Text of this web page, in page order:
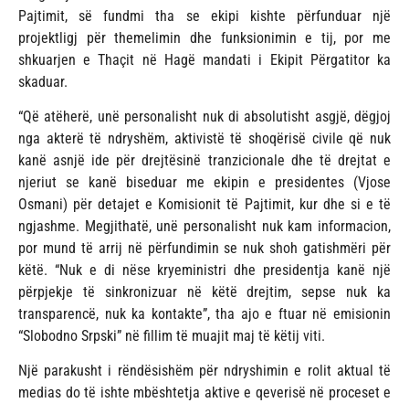
Pajtimit, së fundmi tha se ekipi kishte përfunduar një
projektligj për themelimin dhe funksionimin e tij, por me
shkuarjen e Thaçit në Hagë mandati i Ekipit Përgatitor ka
skaduar.
“Që atëherë, unë personalisht nuk di absolutisht asgjë, dëgjoj
nga akterë të ndryshëm, aktivistë të shoqërisë civile që nuk
kanë asnjë ide për drejtësinë tranzicionale dhe të drejtat e
njeriut se kanë biseduar me ekipin e presidentes (Vjose
Osmani) për detajet e Komisionit të Pajtimit, kur dhe si e të
ngjashme. Megjithatë, unë personalisht nuk kam informacion,
por mund të arrij në përfundimin se nuk shoh gatishmëri për
këtë. “Nuk e di nëse kryeministri dhe presidentja kanë një
përpjekje të sinkronizuar në këtë drejtim, sepse nuk ka
transparencë, nuk ka kontakte”, tha ajo e ftuar në emisionin
“Slobodno Srpski” në fillim të muajit maj të këtij viti.
Një parakusht i rëndësishëm për ndryshimin e rolit aktual të
medias do të ishte mbështetja aktive e qeverisë në proceset e